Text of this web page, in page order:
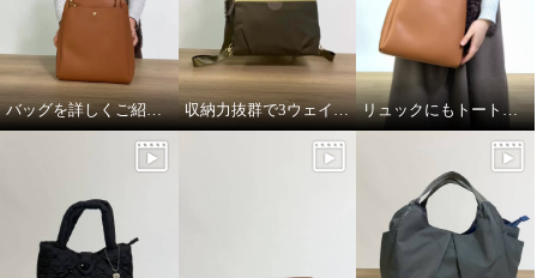
バッグを詳しくご紹介！ 収納力抜群で3ウェイな優秀バッグ リュックにもトートにもなる！